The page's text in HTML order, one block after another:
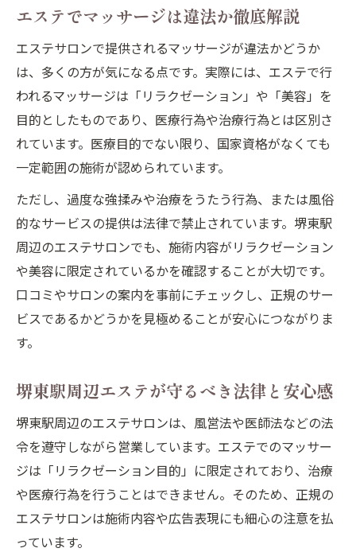
エステでマッサージは違法か徹底解説
エステサロンで提供されるマッサージが違法かどうか
は、多くの方が気になる点です。実際には、エステで行
われるマッサージは「リラクゼーション」や「美容」を
目的としたものであり、医療行為や治療行為とは区別さ
れています。医療目的でない限り、国家資格がなくても
一定範囲の施術が認められています。
ただし、過度な強揉みや治療をうたう行為、または風俗
的なサービスの提供は法律で禁止されています。堺東駅
周辺のエステサロンでも、施術内容がリラクゼーション
や美容に限定されているかを確認することが大切です。
口コミやサロンの案内を事前にチェックし、正規のサー
ビスであるかどうかを見極めることが安心につながりま
す。
堺東駅周辺エステが守るべき法律と安心感
堺東駅周辺のエステサロンは、風営法や医師法などの法
令を遵守しながら営業しています。エステでのマッサー
ジは「リラクゼーション目的」に限定されており、治療
や医療行為を行うことはできません。そのため、正規の
エステサロンは施術内容や広告表現にも細心の注意を払
っています。